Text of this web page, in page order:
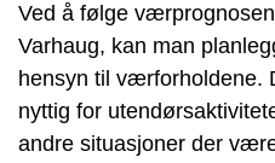
Ved å følge
Varhaug, kan man
hensyn til værforholdene.
nyttig for
andre situasjoner der